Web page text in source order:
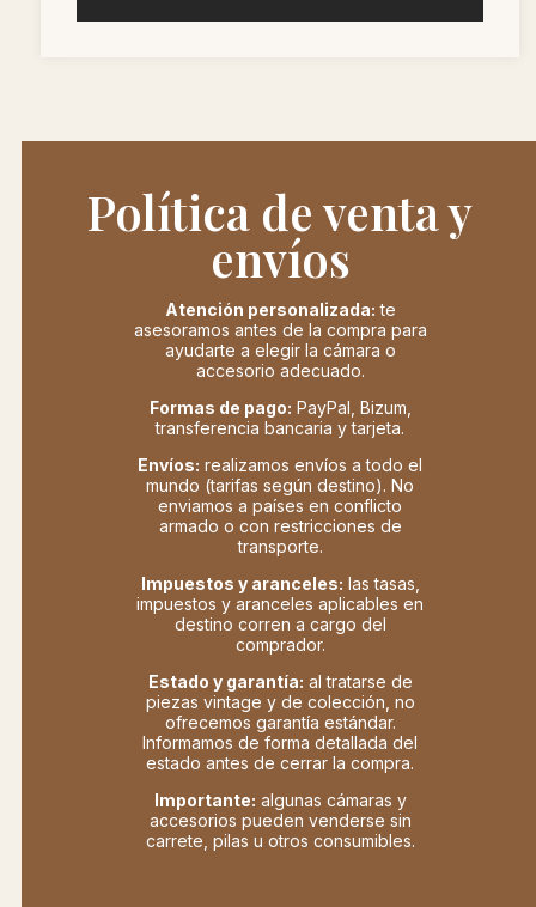
Política de venta y
envíos
Atención personalizada: te
asesoramos antes de la compra para
ayudarte a elegir la cámara o
accesorio adecuado.
Formas de pago: PayPal, Bizum,
transferencia bancaria y tarjeta.
Envíos: realizamos envíos a todo el
mundo (tarifas según destino). No
enviamos a países en conflicto
armado o con restricciones de
transporte.
Impuestos y aranceles: las tasas,
impuestos y aranceles aplicables en
destino corren a cargo del
comprador.
Estado y garantía: al tratarse de
piezas vintage y de colección, no
ofrecemos garantía estándar.
Informamos de forma detallada del
estado antes de cerrar la compra.
Importante: algunas cámaras y
accesorios pueden venderse sin
carrete, pilas u otros consumibles.